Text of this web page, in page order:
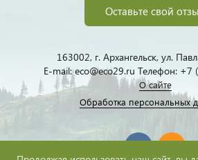
Оставьте свой
163002, г. Архангельск, ул.
E-mail: eco@eco29.ru Телефон:
О сайте
Обработка персональных